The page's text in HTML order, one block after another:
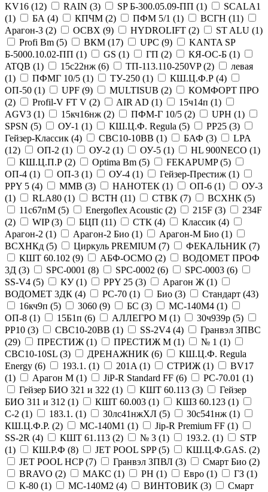
KV16 (12) RAIN (3) SP Б-300.05.09-ПП (1)
SCALA1
(1) БА (4) КПЧМ (2) ПФМ 5/1 (1) ВСГН (11)
Арагон-3 (2) ОСВХ (9) HYDROLIFT (2) ST ALU (1)
Profi Bm (5) ВКМ (17) UPC (9)
KANTA SP
Б-5000.10.02-ПП (1) GS (1) ГП (2) КЯ-ОС-Б (1)
ATQB (1) 15с22нж (6) ТП-113.110-250VP (2)
левая
(1) ПФМГ 10/5 (1) ТУ-250 (1) КШ.Ц.Ф.Р (4)
ОП-50 (1) UPF (9) MULTISUB (2)
КОМФОРТ ПРО
(2) Profil-V FT V (2) AIR AD (1) 15ч14п (1)
AGV3 (1) 15кч16нж (2) ПФМ-Г 10/5 (2) UPH (1)
SPSN (5) ОУ-1 (1) КШ.Ц.Ф. Regula (5) PP25 (3)
Гейзер-Классик (4) CBC10-10ВВ (1) БАФ (3)
LPA
(12) ОП-2 (1) ОУ-2 (1) ОУ-5 (1) HL 900NECO (1)
КШ.Ц.П.Р (2) Optima Bm (5) FEKAPUMP (5)
ОП-4 (1) ОП-3 (1) ОУ-4 (1) Гейзер-Престиж (1)
PPY 5 (4) MMB (3) НАНОТЕК (1) ОП-6 (1)
ОУ-3
(1) RLA80 (1) ВСТН (11) СТВК (7) ВСХНК (5)
11с67пМ (5) Energoflex Acoustic (2) 215F (3)
234F
(2) WIP (3) БЦП (11) СТК (4) Классик (4)
Арагон-2 (1) Арагон-2 Био (1) Арагон-М Био (1)
ВСХНКд (5) Циркуль PREMIUM (7) ФЕКАЛЬНИК (7)
КШТ 60.102 (9) АБФ-ОСМО (2)
ВОДОМЕТ ПРОФ
3Д (3) SPC-0001 (8) SPC-0002 (6) SPC-0003 (6)
SS-V4 (5) КУ (1) PPY 25 (3) Арагон Ж (1)
ВОДОМЕТ 3ДК (4) РС-70 (1) Био (3) Стандарт (43)
16кч9п (5) 3060 (9) БС (3) МС-140М4 (1)
ОП-8 (1) 15Б1п (6) АЛЛЕГРО М (1) 30ч939р (5)
PP10 (3) CBC10-20ВВ (1) SS-2V4 (4)
Гранвэл ЗПВС
(29) ПРЕСТИЖ (1) ПРЕСТИЖ М (1) № 1 (1)
CBC10-10SL (3) ДРЕНАЖНИК (6)
КШ.Ц.Ф. Regula
Energy (6) 193.1. (1) 201A (1) СТРИЖ (1)
BV17
(1) Арагон М (1) JiP-R Standard FF (6) РС-70.01 (1)
Гейзер БИО 321 и 322 (1) КШТ 60.113 (3)
Гейзер
БИО 311 и 312 (1) КШТ 60.003 (1) КШЗ 60.123 (1)
С-2 (1) 183.1. (1) 30лс41нжХЛ (5) 30с541нж (1)
КШ.Ц.Ф.Р. (2) МС-140М1 (1) Jip-R Premium FF (1)
SS-2R (4) КШТ 61.113 (2) № 3 (1) 193.2. (1)
STP
(1) КШ.Р.Ф (8) JET POOL SPP (5) КШ.Ц.Ф.GAS. (2)
JET POOL HCP (7) Гранвэл ЗПВЛ (3) Смарт Био (2)
BRAVO (2) МАКС (1) PH (1) Евро (1) ГЗ (1)
К-80 (1) МС-140М2 (4) ВИНТОВИК (3)
Смарт